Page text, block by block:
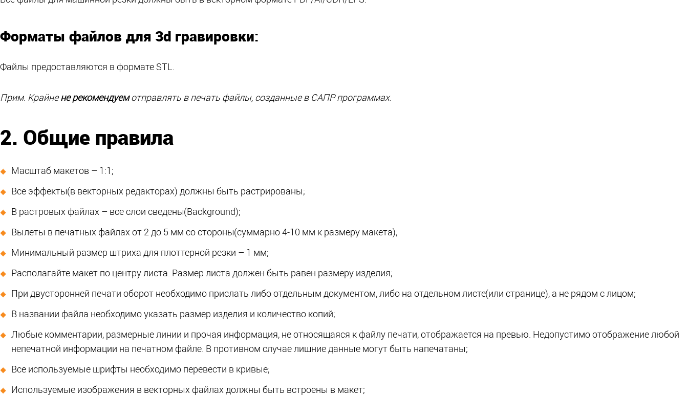
Форматы файлов для 3d гравировки:
Файлы предоставляются в формате STL.
Прим. Крайнене рекомендуемотправлять в печать файлы, созданные в САПР программах.
2. Общие правила
Масштаб макетов – 1:1;
Все эффекты(в векторных редакторах) должны быть растрированы;
В растровых файлах – все слои сведены(Background);
Вылеты в печатных файлах от 2 до 5 мм со стороны(суммарно4-10 мм к размеру макета);
Минимальный размер штриха для плоттерной резки – 1 мм;
Располагайте макет по центру листа. Размер листа должен быть равен размеру изделия;
При двусторонней печати оборот необходимо прислать либо отдельным документом, либо на отдельном листе(или странице), а не рядом с лицом;
В названии файла необходимо указать размер изделия и количество копий;
Любые комментарии, размерные линии и прочая информация, не относящаяся к файлу печати, отображается на превью. Недопустимо отображение любой
непечатной информации на печатном файле. В противном случае лишние данные могут быть напечатаны;
Все используемые шрифты необходимо перевести в кривые;
Используемые изображения в векторных файлах должны быть встроены в макет;